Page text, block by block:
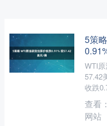
5策
WTI
57.42
收跌
查看：
网站